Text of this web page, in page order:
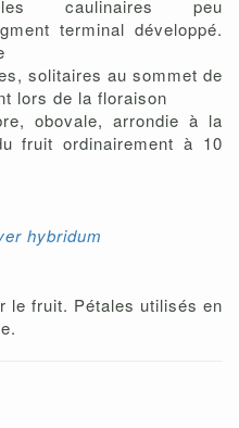
caulinaires peu
terminal développé.
solitaires au sommet de
lors de la floraison
obovale, arrondie à la
fruit ordinairement à 10
hybridum
le fruit. Pétales utilisés en